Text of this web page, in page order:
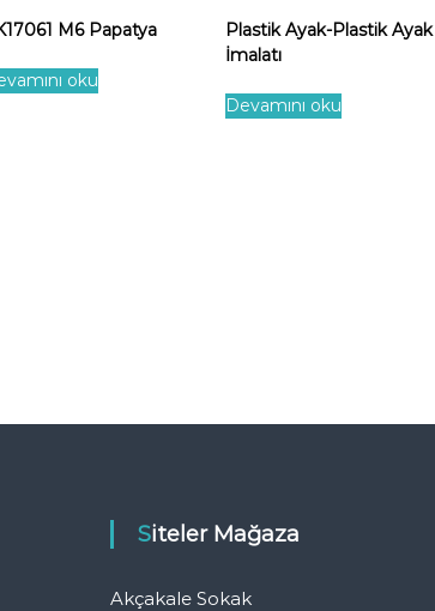
M6 Papatya
oku
Plastik Ayak-Plastik Ayak
İmalatı
Devamını oku
Siteler Mağaza
Akçakale Sokak